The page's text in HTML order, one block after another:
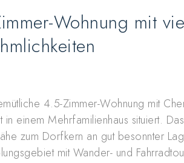
Wohnung mit
4.5-Zimmer-Wohnung mit
in einem Mehrfamilienhaus situiert.
zum Dorfkern an gut besonnter
mit Wander- und